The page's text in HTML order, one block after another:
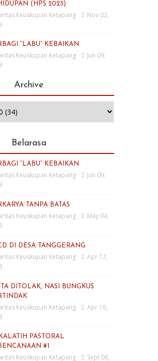
(HPS 2023)
Keuskupan Ketapang
Nov 02,
“LABU” KEBAIKAN
Keuskupan Ketapang
Jun 09,
Archive
Belarasa
“LABU” KEBAIKAN
Keuskupan Ketapang
Jun 09,
TANPA BATAS
Keuskupan Ketapang
May 04,
DI DESA TANGGERANG
Keuskupan Ketapang
Apr 17,
DITOLAK, NASI BUNGKUS
Keuskupan Ketapang
Apr 16,
PASTORAL
#1
Keuskupan Ketapang
Sept 08,